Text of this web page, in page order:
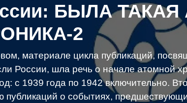
БЫЛА
2
материале цикла публикаций,
России, шла речь о начале атомной
с 1939 года по 1942 включительно.
публикаций о событиях,